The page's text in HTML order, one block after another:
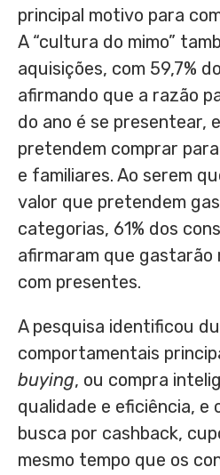
principal motivo para
A “cultura do mimo”
aquisições, com 59,7%
afirmando que a razão
do ano é se presentear,
pretendem comprar
e familiares. Ao serem
valor que pretendem
categorias, 61% dos
afirmaram que gastarão
com presentes.
A pesquisa identificou
comportamentais
buying, ou compra
qualidade e eficiência, e
busca por cashback,
mesmo tempo que os